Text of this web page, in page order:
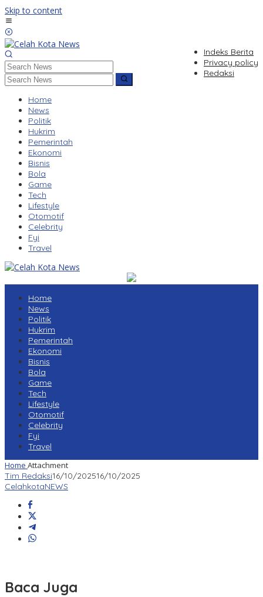
Skip to content
Indeks Berita
Privacy policy
Redaksi
Home
News
Politik
Hukrim
Pemerintah
Ekonomi
Bisnis
Bola
Game
Tech
Lifestyle
Otomotif
Celebrity
Fyi
Travel
Home
News
Politik
Hukrim
Pemerintah
Ekonomi
Bisnis
Bola
Game
Tech
Lifestyle
Otomotif
Celebrity
Fyi
Travel
Home Attachment
Tim Redaksi16/10/202516/10/2025
CelahkotaNEWS
Baca Juga